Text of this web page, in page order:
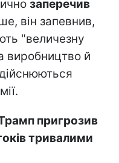
заперечив
він запевнив,
"величезну
виробництво й
пригрозив
тривалими